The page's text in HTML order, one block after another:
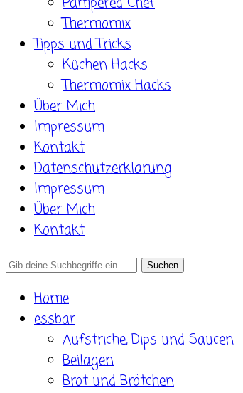
Thermomix
Tipps und Tricks
Küchen Hacks
Thermomix Hacks
Über Mich
Impressum
Kontakt
Datenschutzerklärung
Impressum
Über Mich
Kontakt
Search
Home
essbar
Aufstriche, Dips und Saucen
Beilagen
Brot und Brötchen